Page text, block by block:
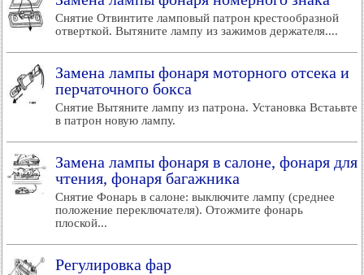
Снятие Отвинтите ламповый патрон крестообразной
отверткой. Вытяните лампу из зажимов держателя....
Замена лампы фонаря моторного отсека и
перчаточного бокса
Снятие Вытяните лампу из патрона. Установка Встаьвте
в патрон новую лампу.
Замена лампы фонаря в салоне, фонаря для
чтения, фонаря багажника
Снятие Фонарь в салоне: выключите лампу (среднее
положение переключателя). Отожмите фонарь
плоской...
Регулировка фар